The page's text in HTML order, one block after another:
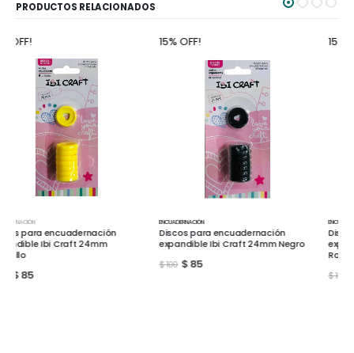
PRODUCTOS RELACIONADOS
15% OFF!
ENCUADERNACIÓN
Discos para encuadernación
expandible Ibi Craft 24mm Negro
15% OFF!
ENCUADERNACIÓN
Discos para encuadernación
expandible Ibi Craft 24mm